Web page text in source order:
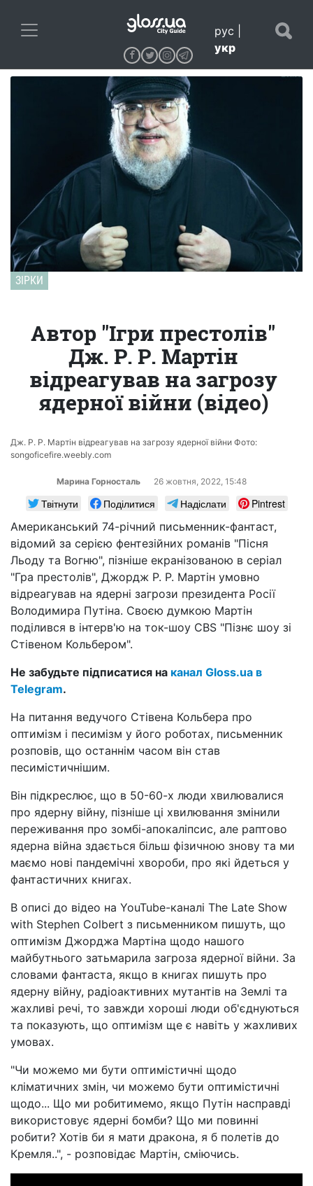
рус
укр
ЗІРКИ
Автор "Ігри престолів"
Дж. Р. Р. Мартін
відреагував на загрозу
ядерної війни (відео)
Дж. Р. Р. Мартін відреагував на загрозу ядерної війни Фото:
songoficefire.weebly.com
Марина Горносталь 26 жовтня, 2022, 15:48
Твітнути Поділитися Надіслати
Pintrest
Американський 74-річний письменник-фантаст,
відомий за серією фентезійних романів "Пісня
Льоду та Вогню", пізніше екранізованою в серіал
"Гра престолів", Джордж Р. Р. Мартін умовно
відреагував на ядерні загрози президента Росії
Володимира Путіна. Своєю думкою Мартін
поділився в інтерв'ю на ток-шоу CBS "Пізнє шоу зі
Стівеном Кольбером".
Не забудьте підписатися на канал Gloss.ua в
Telegram.
На питання ведучого Стівена Кольбера про
оптимізм і песимізм у його роботах, письменник
розповів, що останнім часом він став
песимістичнішим.
Він підкреслює, що в 50-60-х люди хвилювалися
про ядерну війну, пізніше ці хвилювання змінили
переживання про зомбі-апокаліпсис, але раптово
ядерна війна здається більш фізичною знову та ми
маємо нові пандемічні хвороби, про які йдеться у
фантастичних книгах.
В описі до відео на YouTube-каналі The Late Show
with Stephen Colbert з письменником пишуть, що
оптимізм Джорджа Мартіна щодо нашого
майбутнього затьмарила загроза ядерної війни. За
словами фантаста, якщо в книгах пишуть про
ядерну війну, радіоактивних мутантів на Землі та
жахливі речі, то завжди хороші люди об'єднуються
та показують, що оптимізм ще є навіть у жахливих
умовах.
"Чи можемо ми бути оптимістичні щодо
кліматичних змін, чи можемо бути оптимістичні
щодо... Що ми робитимемо, якщо Путін насправді
використовує ядерні бомби? Що ми повинні
робити? Хотів би я мати дракона, я б полетів до
Кремля..", - розповідає Мартін, сміючись.